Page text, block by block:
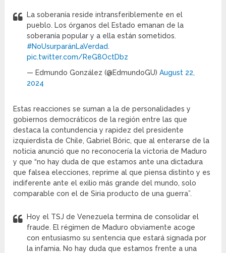
La soberanía reside intransferiblemente en el
pueblo. Los órganos del Estado emanan de la
soberanía popular y a ella están sometidos.
#NoUsurparánLaVerdad.
pic.twitter.com/ReG8OctDbz
— Edmundo González (@EdmundoGU)August 22,
2024
Estas reacciones se suman a la de personalidades y
gobiernos democráticos de la región entre las que
destaca la contundencia y rapidez del presidente
izquierdista de Chile, Gabriel Bóric, que al enterarse de la
noticia anunció que no reconocería la victoria de Maduro
y que “no hay duda de que estamos ante una dictadura
que falsea elecciones, reprime al que piensa distinto y es
indiferente ante el exilio más grande del mundo, solo
comparable con el de Siria producto de una guerra”.
Hoy el TSJ de Venezuela termina de consolidar el
fraude. El régimen de Maduro obviamente acoge
con entusiasmo su sentencia que estará signada por
la infamia. No hay duda que estamos frente a una